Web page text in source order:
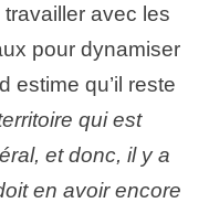
travailler avec les
pour dynamiser
estime qu’il reste
qui est
et donc, il y a
en avoir encore